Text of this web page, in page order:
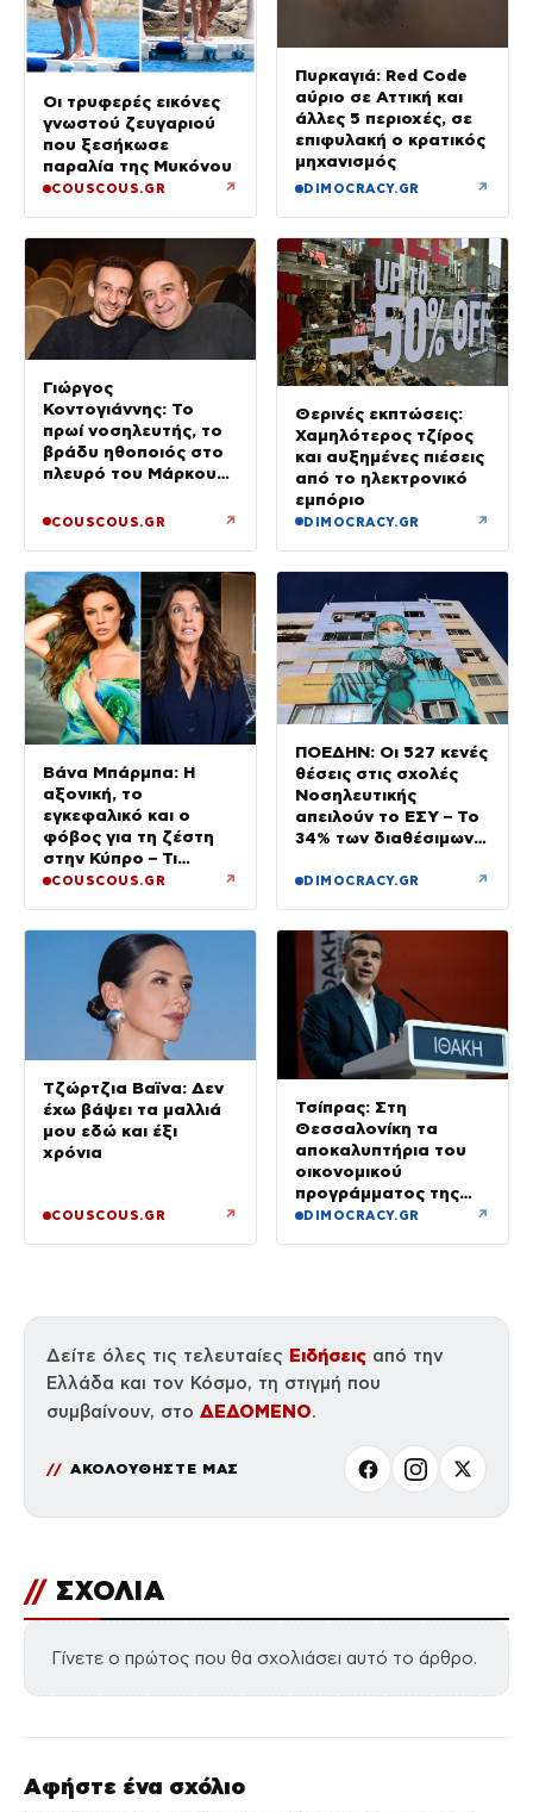
Οι τρυφερές εικόνες
γνωστού ζευγαριού
που ξεσήκωσε
παραλία της Μυκόνου
COUSCOUS.GR ↗
Πυρκαγιά: Red Code
αύριο σε Αττική και
άλλες 5 περιοχές, σε
επιφυλακή ο κρατικός
μηχανισμός
DIMOCRACY.GR ↗
Γιώργος
Κοντογιάννης: Το
πρωί νοσηλευτής, το
βράδυ ηθοποιός στο
πλευρό του Μάρκου
COUSCOUS.GR ↗
Θερινές εκπτώσεις:
Χαμηλότερος τζίρος
και αυξημένες πιέσεις
από το ηλεκτρονικό
εμπόριο
DIMOCRACY.GR ↗
Βάνα Μπάρμπα: Η
αξονική, το
εγκεφαλικό και ο
φόβος για τη ζέστη
στην Κύπρο – Τι
τρέμουν οι γιατροί για
COUSCOUS.GR ↗
ΠΟΕΔΗΝ: Οι 527 κενές
θέσεις στις σχολές
Νοσηλευτικής
απειλούν το ΕΣΥ – Το
34% των διαθέσιμων
DIMOCRACY.GR ↗
Τζώρτζια Βαϊνα: Δεν
έχω βάψει τα μαλλιά
μου εδώ και έξι
χρόνια
COUSCOUS.GR ↗
Τσίπρας: Στη
Θεσσαλονίκη τα
αποκαλυπτήρια του
οικονομικού
προγράμματος της
ΕΛ.Α.Σ.
DIMOCRACY.GR ↗
Δείτε όλες τις τελευταίες Ειδήσεις από την
Ελλάδα και τον Κόσμο, τη στιγμή που
συμβαίνουν, στο ΔΕΔΟΜΕΝΟ.
ΑΚΟΛΟΥΘΗΣΤΕ ΜΑΣ
// ΣΧΟΛΙΑ
Γίνετε ο πρώτος που θα σχολιάσει αυτό το άρθρο.
Αφήστε ένα σχόλιο